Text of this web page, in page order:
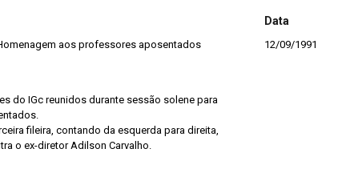
aos professores aposentados
solene para
fileira, contando da esquerda para direita,
o ex-diretor Adilson Carvalho.
Data
12/09/1991